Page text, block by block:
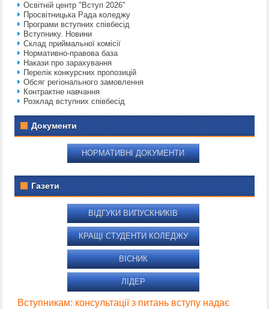
Освітній центр "Вступ 2026"
Просвітницька Рада коледжу
Програми вступних співбесід
Вступнику. Новини
Склад приймальної комісії
Нормативно-правова база
Накази про зарахування
Перелік конкурсних пропозицій
Обсяг регіонального замовлення
Контрактне навчання
Розклад вступних співбесід
Документи
НОРМАТИВНІ ДОКУМЕНТИ
Газети
ВІДГУКИ ВИПУСКНИКІВ
КРАЩІ СТУДЕНТИ КОЛЕДЖУ
ВІСНИК
ЛІДЕР
Вступникам: консультації з питань вступу надає